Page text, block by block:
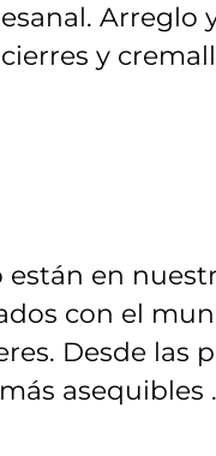
Arreglo
y
están en
con el
Desde las
asequibles